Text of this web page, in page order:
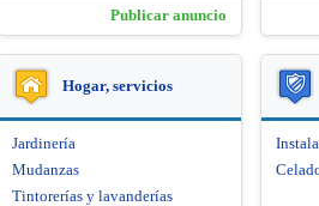
Publicar anuncio
Hogar, servicios
Jardinería
Mudanzas
Tintorerías y lavanderías